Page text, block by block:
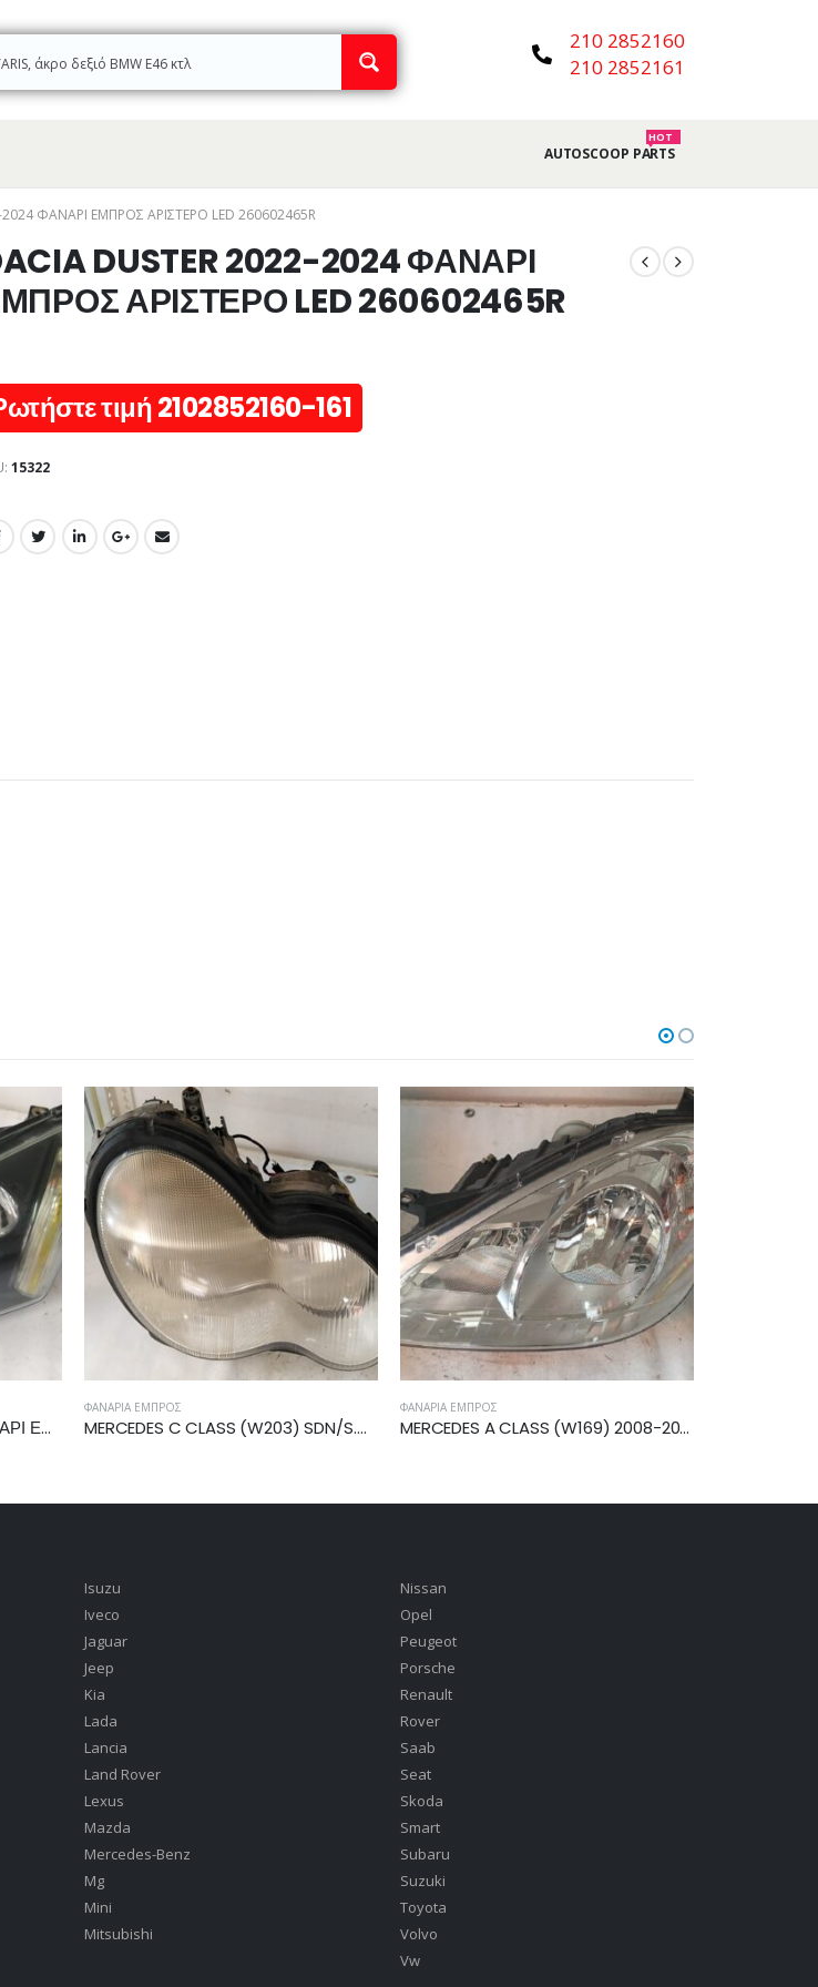
210 2852160
210 2852161
AUTOSCOOP PARTS
HOT
2024 ΦΑΝΑΡΙ ΕΜΠΡΟΣ ΑΡΙΣΤΕΡΟ LED 260602465R
DUSTER 2022-2024 ΦΑΝΑΡΙ
ΑΡΙΣΤΕΡΟ LED 260602465R
τιμή 2102852160-161
15322
MERCEDES C CLASS (W203) SDN/S.W. 2000-2003 ΦΑΝΑΡΙ ΕΜΠΡΟΣ ΔΕΞΙΟ A2038200261
ΦΑΝΆΡΙΑ ΕΜΠΡΌΣ
MERCEDES A CLASS (W169) 2008-2012 ΦΑΝΑΡΙ ΕΜΠΡΟΣ ΑΡΙΣΤΕΡΟ A1698205761
ΦΑΝΆΡΙΑ ΕΜΠΡΌΣ
FIAT BRAVO 2007-2010 ΦΑΝΑΡΙ ΕΜΠΡΟΣ ΔΕΞΙΟ 51757534
Isuzu
Iveco
Jaguar
Jeep
Kia
Lada
Lancia
Land Rover
Lexus
Mazda
Mercedes-Benz
Mg
Mini
Mitsubishi
Nissan
Opel
Peugeot
Porsche
Renault
Rover
Saab
Seat
Skoda
Smart
Subaru
Suzuki
Toyota
Volvo
Vw